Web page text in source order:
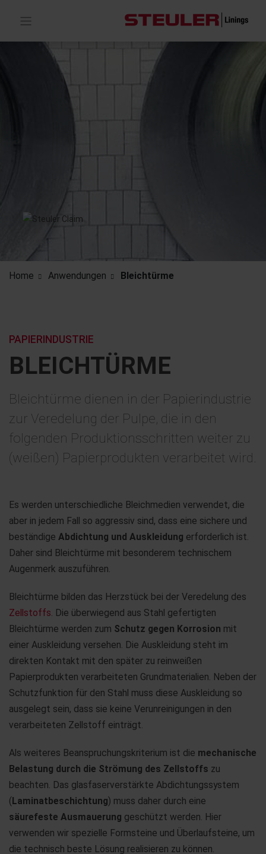
Home Anwendungen Bleichtürme
BLEICH­TÜRME
PAPIERINDUSTRIE
Bleichtürme dienen in der Papierindustrie
zur Veredelung der Pulpe, die in den
folgenden Produktionsschritten weiter zu
(weißen) Papierprodukten verarbeitet wird.
Es werden unterschiedliche Bleichmedien verwendet, die
aber in jedem Fall so aggressiv sind, dass eine sichere und
beständige Abdichtung und Auskleidung erforderlich ist.
Daher sind Bleichtürme mit besonderem technischem
Augenmerk auszuführen.
Bleichtürme bilden das Herzstück bei der Veredelung des
Zellstoffs . Die überwiegend aus Stahl gefertigten
Bleichtürme werden zum Schutz gegen Korrosion mit
einer Auskleidung versehen. Die Auskleidung steht im
direkten Kontakt mit den später zu reinweißen
Papierprodukten verarbeiteten Grundmaterialien. Neben der
Schutzfunktion für den Stahl muss diese Auskleidung so
ausgelegt sein, dass sie keine Verunreinigungen in den
verarbeiteten Zellstoff einträgt.
Als weiteres Beanspruchungskriterium ist die mechanische
Belastung durch die Strömung des Zellstoffs zu
beachten. Das glasfaserverstärkte Abdichtungssystem
(Laminatbeschichtung) muss daher durch eine
säurefeste Ausmauerung geschützt werden. Hier
verwenden wir spezielle Formsteine und Überlaufsteine, um
die technisch beste Lösung realisieren zu können.